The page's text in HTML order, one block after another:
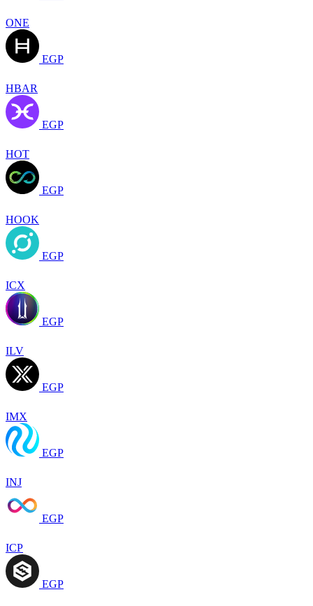
ONE
EGP
HBAR
EGP
HOT
EGP
HOOK
EGP
ICX
EGP
ILV
EGP
IMX
EGP
INJ
EGP
ICP
EGP